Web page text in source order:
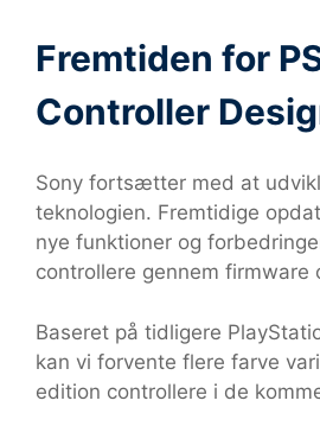
Fremtiden for
Controller
Sony fortsætter med at
teknologien. Fremtidige
nye funktioner og
controllere gennem firmware
Baseret på tidligere
kan vi forvente flere farve
edition controllere i de